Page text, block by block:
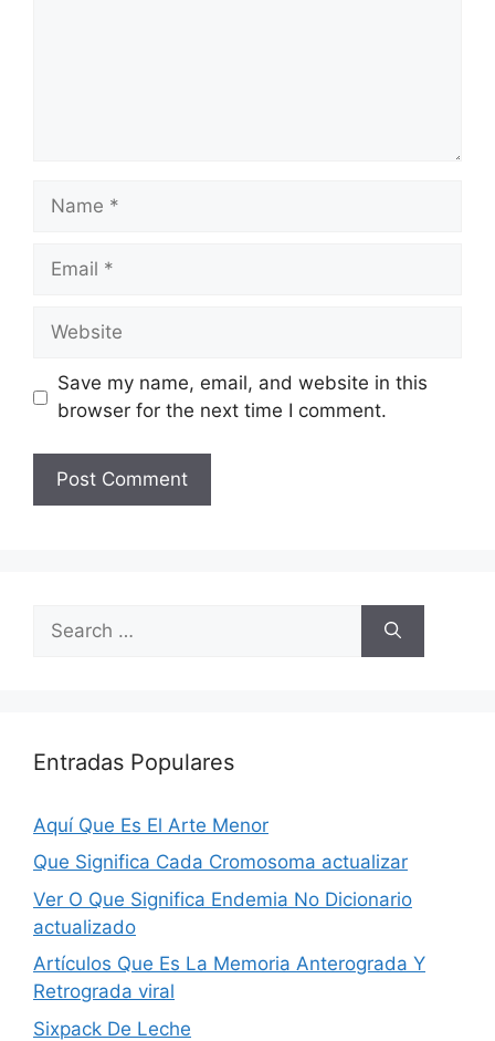
Name
Email
Website
Save my name, email, and website in this
browser for the next time I comment.
for:
Entradas Populares
Aquí Que Es El Arte Menor
Que Significa Cada Cromosoma actualizar
Ver O Que Significa Endemia No Dicionario
actualizado
Artículos Que Es La Memoria Anterograda Y
Retrograda viral
Sixpack De Leche